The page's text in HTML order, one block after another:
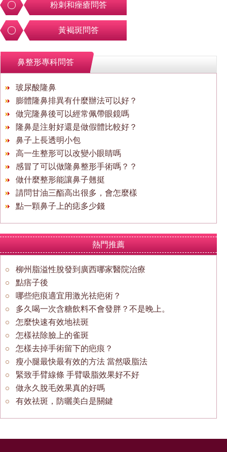
粉刺和痤瘡問答
黃褐斑問答
鼻整形專科問答
玻尿酸隆鼻
膨體隆鼻排異有什麼辦法可以好？
做完隆鼻後可以經常佩帶眼鏡嗎
隆鼻是注射好還是做假體比較好？
鼻子上長透明小包
高一生整形可以改變小眼睛嗎
感冒了可以做隆鼻整形手術嗎？？
做什麼整形能讓鼻子翹挺
請問甘油三酯高出很多，會怎麼樣
點一顆鼻子上的痣多少錢
熱門推薦
柳州脂溢性脫發到廣西哪家醫院治療
點痦子後
哪些疤痕適宜用激光祛疤術？
多久喝一次含糖飲料不會發胖？不是晚上。
怎麼快速有效地祛斑
怎樣祛除臉上的雀斑
怎樣去掉手術留下的疤痕？
瘦小腿最快最有效的方法 當然吸脂法
緊致手臂線條 手臂吸脂效果好不好
做永久脫毛效果真的好嗎
有效祛斑，防曬美白是關鍵